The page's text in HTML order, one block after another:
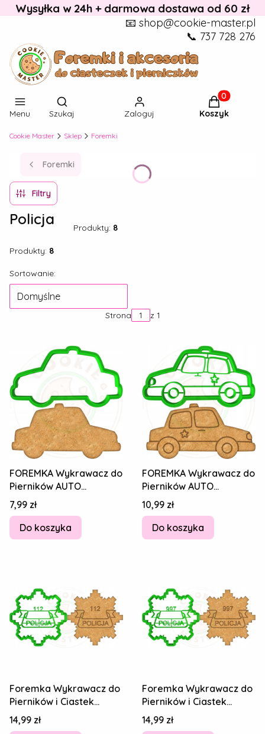
Wysyłka w 24h + darmowa dostawa od 60 zł
📧 shop@cookie-master.pl
📞 737 728 276
Menu
Otwórz wyszukiwarkę
Szukaj Zaloguj
Produkty w
Koszyk
Cookie Master Sklep Foremki
Foremki
Filtry
Policja Produkty: 8
Produkty: 8
Lista produktów
Sortowanie:
Domyślne
Strona z 1
FOREMKA Wykrawacz do
Pierników AUTO
Samochód Pojazd
POLICJA Radiowóz 9cm
Cena
7,99 zł
Do koszyka
FOREMKA Wykrawacz do
Pierników AUTO
Samochód Pojazd
POLICJA Radiowóz 9cm
Cena
10,99 zł
Do koszyka
Foremka Wykrawacz do
Pierników i Ciastek
Odznaka Policyjna
POLICJA 112 8cm
Cena
14,99 zł
Foremka Wykrawacz do
Pierników i Ciastek
Odznaka Policyjna
POLICJA 997 8cm
Cena
14,99 zł